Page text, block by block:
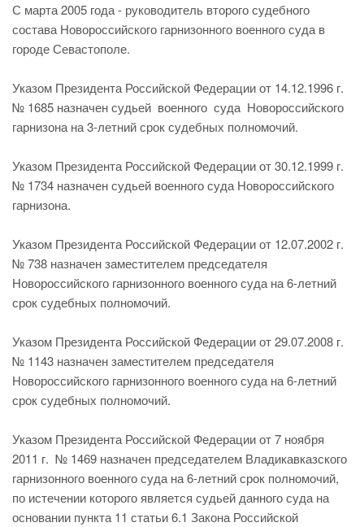
С марта 2005 года - руководитель второго судебного
состава Новороссийского гарнизонного военного суда в
городе Севастополе.
Указом Президента Российской Федерации от 14.12.1996 г.
№ 1685 назначен судьей военного суда Новороссийского
гарнизона на 3-летний срок судебных полномочий.
Указом Президента Российской Федерации от 30.12.1999 г.
№ 1734 назначен судьей военного суда Новороссийского
гарнизона.
Указом Президента Российской Федерации от 12.07.2002 г.
№ 738 назначен заместителем председателя
Новороссийского гарнизонного военного суда на 6-летний
срок судебных полномочий.
Указом Президента Российской Федерации от 29.07.2008 г.
№ 1143 назначен заместителем председателя
Новороссийского гарнизонного военного суда на 6-летний
срок судебных полномочий.
Указом Президента Российской Федерации от 7 ноября
2011 г. № 1469 назначен председателем Владикавказского
гарнизонного военного суда на 6-летний срок полномочий,
по истечении которого является судьей данного суда на
основании пункта 11 статьи 6.1 Закона Российской